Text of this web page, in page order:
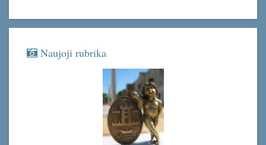
Naujoji rubrika